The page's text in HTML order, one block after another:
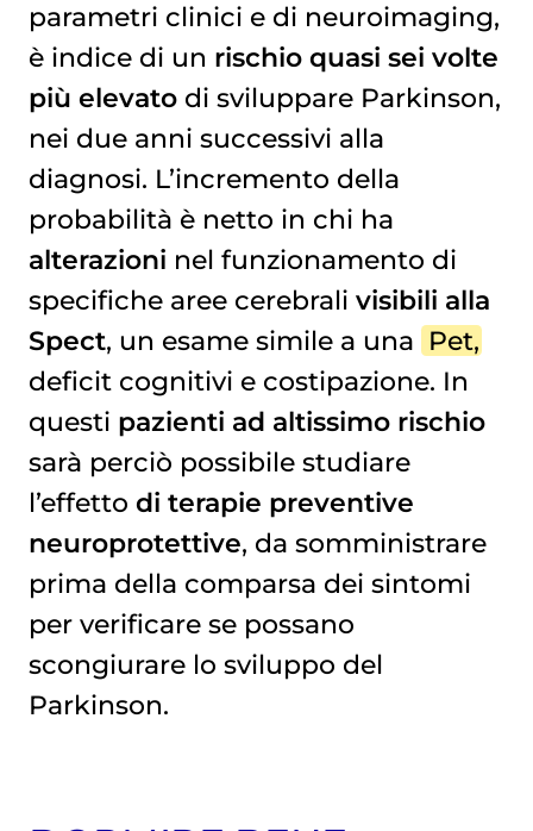
parametri clinici e di neuroimaging,
è indice di un rischio quasi sei volte
più elevato di sviluppare Parkinson,
nei due anni successivi alla
diagnosi. L’incremento della
probabilità è netto in chi ha
alterazioni nel funzionamento di
specifiche aree cerebrali visibili alla
Spect, un esame simile a una Pet,
deficit cognitivi e costipazione. In
questi pazienti ad altissimo rischio
sarà perciò possibile studiare
l’effetto di terapie preventive
neuroprotettive, da somministrare
prima della comparsa dei sintomi
per verificare se possano
scongiurare lo sviluppo del
Parkinson.